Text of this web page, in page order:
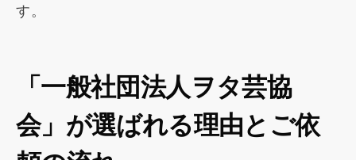
す。
「一般社団法人ヲタ芸協
会」が選ばれる理由とご依